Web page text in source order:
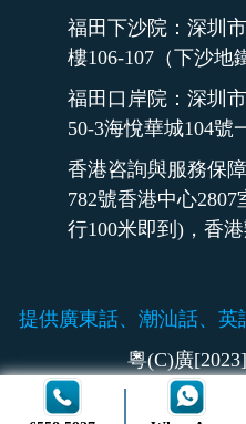
福田下沙院：深圳
樓106-107（下沙地
福田口岸院：深圳
50-3海悅華城104號
香港咨詢與服務保
782號香港中心
行100米即到)，香
提供廣東話、潮汕話、
粵(C)廣